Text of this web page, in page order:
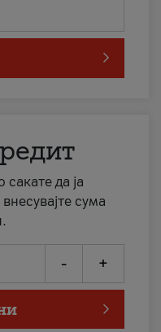
сакате да ја
сума
- +